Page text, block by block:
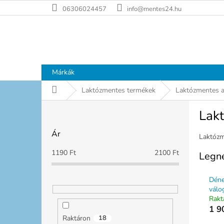
a
06306024457 info@mentes24.hu
Márkák
KezdőlapLaktózmentes termékek Laktózmentes
Ár
1190 Ft 2100 Ft
Raktáron 18
1